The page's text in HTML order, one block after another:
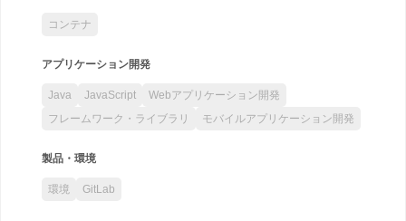
コンテナ
アプリケーション開発
Java JavaScript
Webアプリケーション開発
フレームワーク・ライブラリ
モバイルアプリケーション開発
製品・環境
環境 GitLab